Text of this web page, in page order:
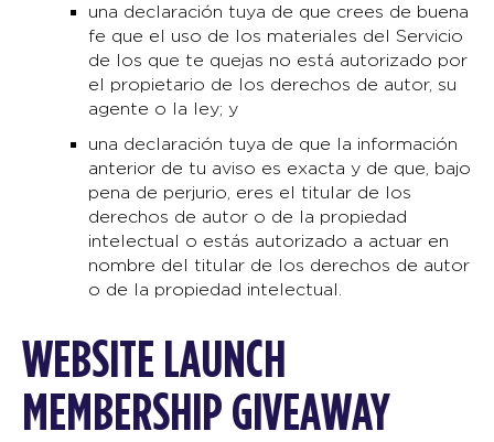
una declaración tuya de que crees de buena
fe que el uso de los materiales del Servicio
de los que te quejas no está autorizado por
el propietario de los derechos de autor, su
agente o la ley; y
una declaración tuya de que la información
anterior de tu aviso es exacta y de que, bajo
pena de perjurio, eres el titular de los
derechos de autor o de la propiedad
intelectual o estás autorizado a actuar en
nombre del titular de los derechos de autor
o de la propiedad intelectual.
WEBSITE LAUNCH
MEMBERSHIP GIVEAWAY